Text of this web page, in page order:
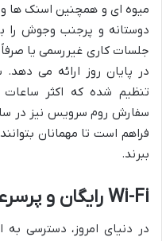
میوه ای و همچنین اسنک ها
دوستانه و پرجنب وجوش را
جلسات کاری غیررسمی یا
تنظیم شده که اکثر
سفارش روم سرویس نیز در
فراهم است تا مهمانان
ببرند.
Wi-Fi رایگان و پرسرعت
در دنیای امروز، دسترسی